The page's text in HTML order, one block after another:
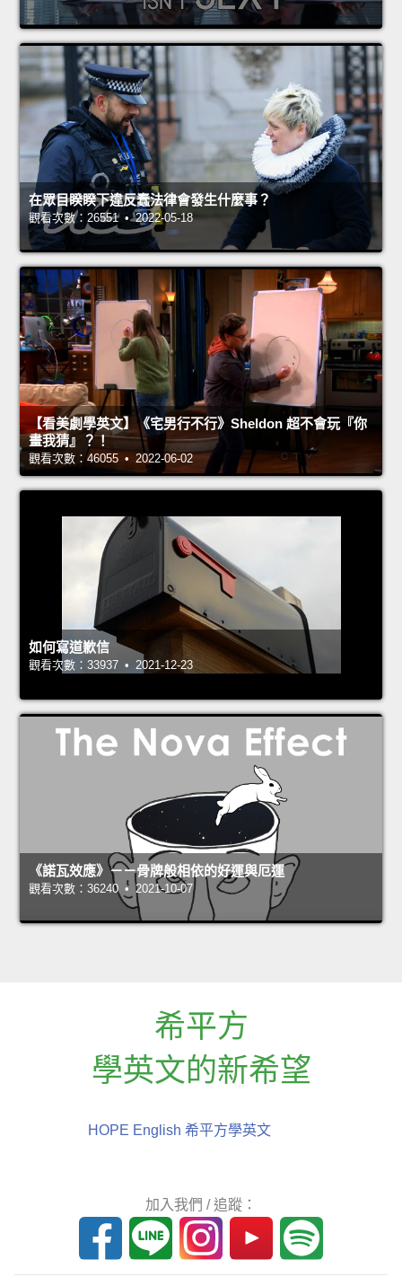
在眾目睽睽下違反蠢法律會發生什麼事？
觀看次數：26551 • 2022-05-18
【看美劇學英文】《宅男行不行》Sheldon 超不會玩『你
畫我猜』？！
觀看次數：46055 • 2022-06-02
如何寫道歉信
觀看次數：33937 • 2021-12-23
《諾瓦效應》－－骨牌般相依的好運與厄運
觀看次數：36240 • 2021-10-07
希平方
學英文的新希望
HOPE English 希平方學英文
加入我們 / 追蹤：